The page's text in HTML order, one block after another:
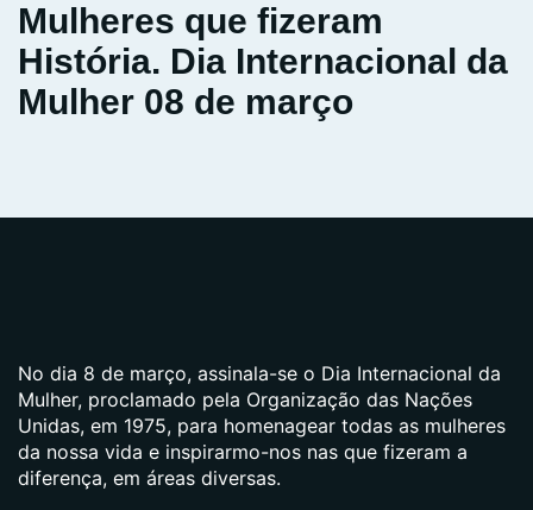
Mulheres que fizeram
História. Dia Internacional da
Mulher 08 de março
No dia 8 de março, assinala-se o Dia Internacional da
Mulher, proclamado pela Organização das Nações
Unidas, em 1975, para homenagear todas as mulheres
da nossa vida e inspirarmo-nos nas que fizeram a
diferença, em áreas diversas.